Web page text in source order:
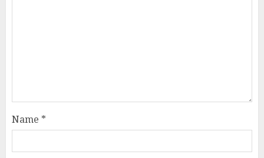
Name *